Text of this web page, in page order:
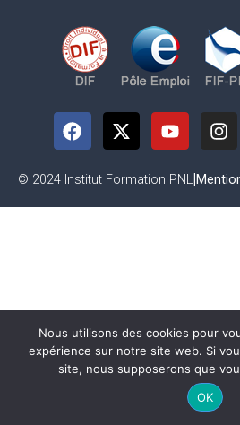
© 2024 Institut Formation PNL|
Nous utilisons des cookies pour
expérience sur notre site web. Si
site, nous supposerons que
OK